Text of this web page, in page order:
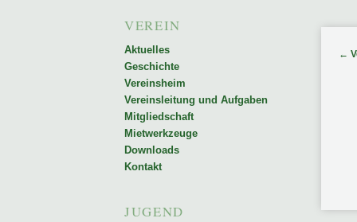
springen
←
VEREIN
Aktuelles
Geschichte
Vereinsheim
Vereinsleitung und Aufgaben
Mitgliedschaft
Mietwerkzeuge
Downloads
Kontakt
JUGEND